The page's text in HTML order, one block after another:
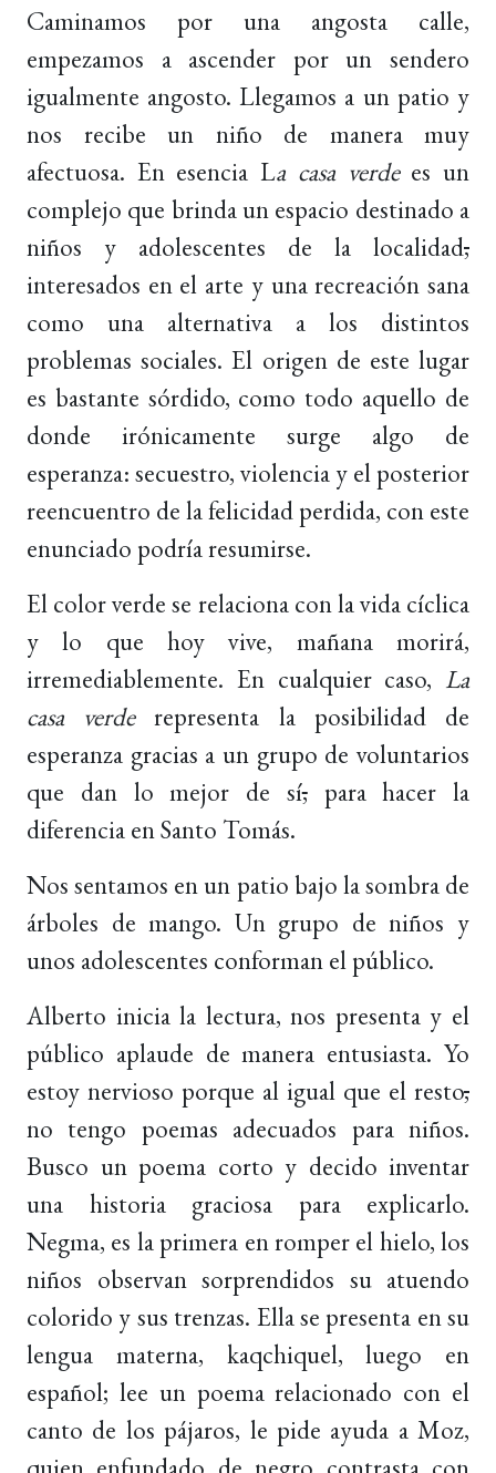
Caminamos por una angosta calle,
empezamos a ascender por un sendero
igualmente angosto. Llegamos a un patio y
nos recibe un niño de manera muy
afectuosa. En esencia La casa verdees un
complejo que brinda un espacio destinado a
niños y adolescentes de la localidad,
interesados en el arte y una recreación sana
como una alternativa a los distintos
problemas sociales. El origen de este lugar
es bastante sórdido, como todo aquello de
donde irónicamente surge algo de
esperanza: secuestro, violencia y el posterior
reencuentro de la felicidad perdida, con este
enunciado podría resumirse.
El color verde se relaciona con la vida cíclica
y lo que hoy vive, mañana morirá,
irremediablemente. En cualquier caso, La
casa verderepresenta la posibilidad de
esperanza gracias a un grupo de voluntarios
que dan lo mejor de sí,para hacer la
diferencia en Santo Tomás.
Nos sentamos en un patio bajo la sombra de
árboles de mango. Un grupo de niños y
unos adolescentes conforman el público.
Alberto inicia la lectura, nos presenta y el
público aplaude de manera entusiasta. Yo
estoy nervioso porque al igual que el resto,
no tengo poemas adecuados para niños.
Busco un poema corto y decido inventar
una historia graciosa para explicarlo.
Negma, es la primera en romper el hielo, los
niños observan sorprendidos su atuendo
colorido y sus trenzas. Ella se presenta en su
lengua materna, kaqchiquel, luego en
español; lee un poema relacionado con el
canto de los pájaros, le pide ayuda a Moz,